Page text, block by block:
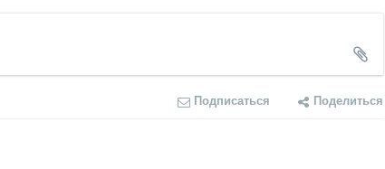
Подписаться Поделиться